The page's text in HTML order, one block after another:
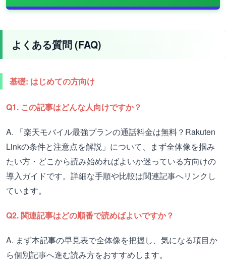
よくある質問 (FAQ)
基礎: はじめての方向け
Q1. この記事はどんな人向けですか？
A. 「楽天モバイル最強プランの通話料金は無料？Rakuten
Linkの条件と注意点を解説」について、まず全体像を掴み
たい方・どこから読み始めればよいか迷っている方向けの
導入ガイドです。詳細な手順や比較は関連記事へリンクし
ています。
Q2. 関連記事はどの順番で読めばよいですか？
A. まず本記事の早見表で全体像を把握し、気になる項目か
ら個別記事へ進む読み方をおすすめします。